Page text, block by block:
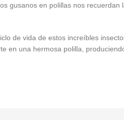
gusanos en polillas nos recuerdan
de vida de estos increíbles
en una hermosa polilla,